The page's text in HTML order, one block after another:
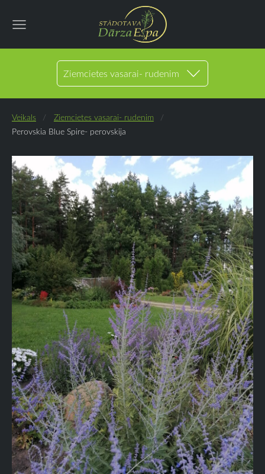
Ziemcietes vasarai- rudenim
Veikals
Ziemcietes vasarai- rudenim
Perovskia Blue Spire- perovskija